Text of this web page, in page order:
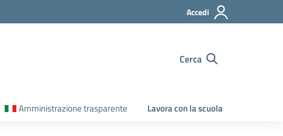
Accedi
Cerca
Amministrazione trasparente Lavora con la scuola